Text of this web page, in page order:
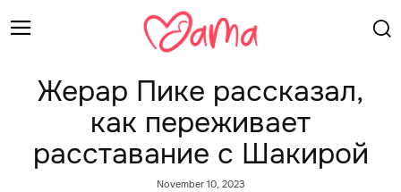
Жерар Пике рассказал,
как переживает
расставание с Шакирой
November 10, 2023